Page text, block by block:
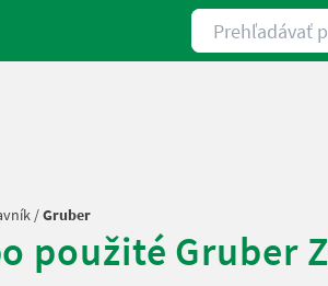
Prehľadávať
/Gruber
použité Gruber